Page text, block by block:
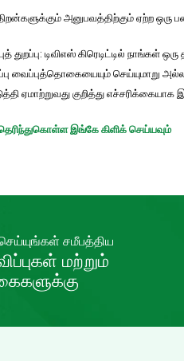
அனுபவத்திற்கும் ஏற்ற
துறப்பு: டிவிஎஸ் கிரெடிட்டில்
வைப்புத்தொகையையும் செய்யுமாறு
ஏமாற்றுவது குறித்து எச்சரிக்கையாக
இங்கே கிளிக் செய்யவும்
செய்யுங்கள் சமீபத்திய
மற்றும்